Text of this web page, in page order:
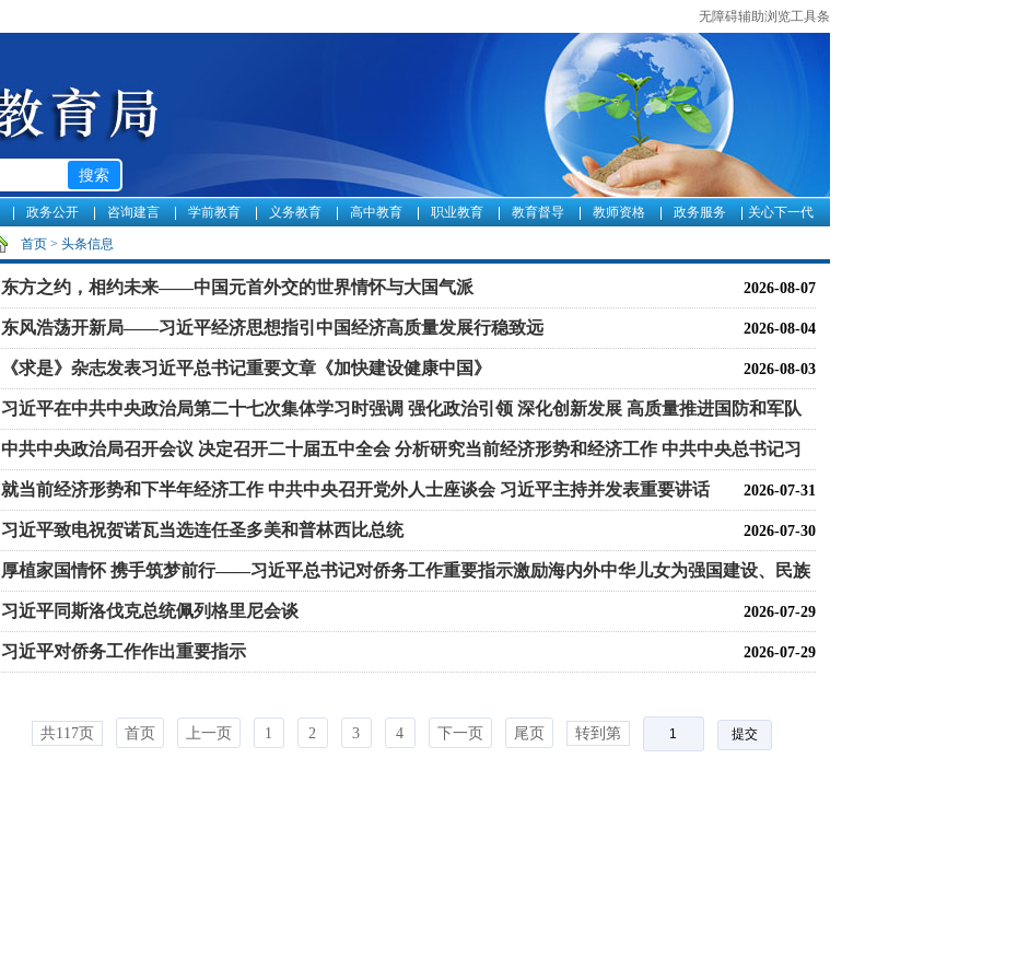
无障碍辅助浏览工具条
政务公开 咨询建言 学前教育 义务教育 高中教育 职业教育 教育督导 教师资格 政务服务 关心下一代
首页 > 头条信息
东方之约，相约未来——中国元首外交的世界情怀与大国气派 2026-08-07
东风浩荡开新局——习近平经济思想指引中国经济高质量发展行稳致远 2026-08-04
《求是》杂志发表习近平总书记重要文章《加快建设健康中国》 2026-08-03
习近平在中共中央政治局第二十七次集体学习时强调 强化政治引领 深化创新发展 高质量推进国防和军队
现代化
2026-08-03
中共中央政治局召开会议 决定召开二十届五中全会 分析研究当前经济形势和经济工作 中共中央总书记习
近平主持会议
2026-07-31
就当前经济形势和下半年经济工作 中共中央召开党外人士座谈会 习近平主持并发表重要讲话 2026-07-31
习近平致电祝贺诺瓦当选连任圣多美和普林西比总统 2026-07-30
厚植家国情怀 携手筑梦前行——习近平总书记对侨务工作重要指示激励海内外中华儿女为强国建设、民族
复兴伟业团结奋斗
2026-07-30
习近平同斯洛伐克总统佩列格里尼会谈 2026-07-29
习近平对侨务工作作出重要指示 2026-07-29
共117页 首页 上一页 1 2 3 4 下一页 尾页 转到第